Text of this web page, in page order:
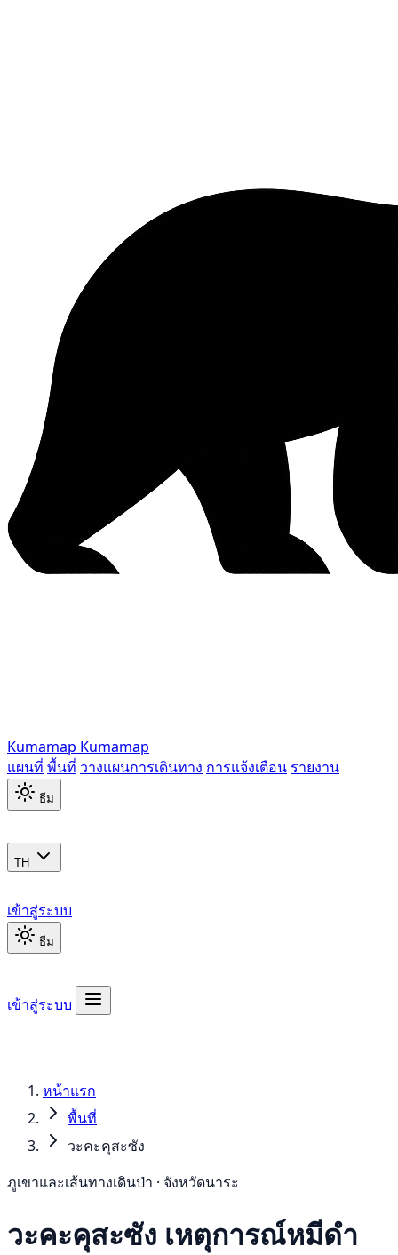
Kumamap Kumamap
แผนที่ พื้นที่ วางแผนการเดินทาง การแจ้งเตือน รายงาน
ธีม
TH
เข้าสู่ระบบ
ธีม
เข้าสู่ระบบ
หน้าแรก
พื้นที่
วะคะคุสะซัง
ภูเขาและเส้นทางเดินป่า · จังหวัดนาระ
วะคะคุสะซัง เหตุการณ์หมีดำ